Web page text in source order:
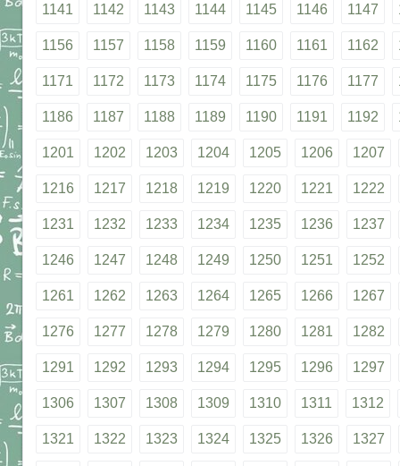
1141 1142 1143 1144 1145 1146 1147
1156 1157 1158 1159 1160 1161 1162
1171 1172 1173 1174 1175 1176 1177
1186 1187 1188 1189 1190 1191 1192
1201 1202 1203 1204 1205 1206 1207
1216 1217 1218 1219 1220 1221 1222
1231 1232 1233 1234 1235 1236 1237
1246 1247 1248 1249 1250 1251 1252
1261 1262 1263 1264 1265 1266 1267
1276 1277 1278 1279 1280 1281 1282
1291 1292 1293 1294 1295 1296 1297
1306 1307 1308 1309 1310 1311 1312
1321 1322 1323 1324 1325 1326 1327